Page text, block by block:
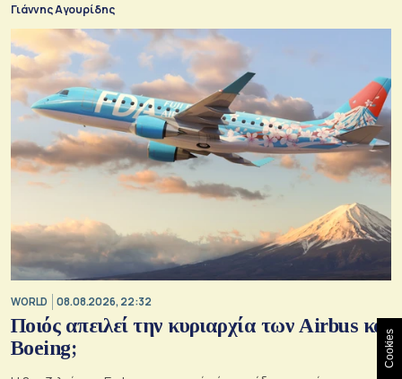
Γιάννης Αγουρίδης
WORLD 08.08.2026, 22:32
Ποιός απειλεί την κυριαρχία των Airbus και
Boeing;
Cookies